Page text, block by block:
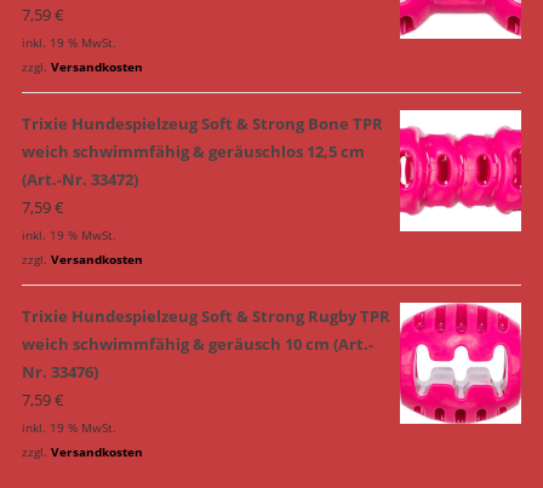
7,59€
inkl. 19 % MwSt.
zzgl. Versandkosten
Trixie Hundespielzeug Soft & Strong Bone TPR
weich schwimmfähig & geräuschlos 12,5 cm
(Art.-Nr. 33472)
7,59€
inkl. 19 % MwSt.
zzgl. Versandkosten
Trixie Hundespielzeug Soft & Strong Rugby TPR
weich schwimmfähig & geräusch 10 cm (Art.-
Nr. 33476)
7,59€
inkl. 19 % MwSt.
zzgl. Versandkosten